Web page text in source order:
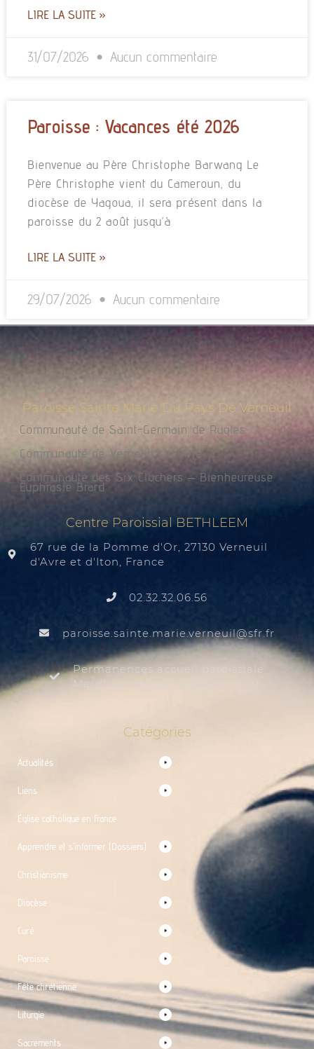
LIRE LA SUITE »
31/07/2026 Aucun commentaire
Paroisse : Vacances été 2026
Bienvenue au Père Christophe Barwang Le
Père Christophe vient du Cameroun, du
diocèse de Yagoua, il sera présent dans la
paroisse du 2 août jusqu’à
LIRE LA SUITE »
29/07/2026 Aucun commentaire
Paroisse Sainte Marie Du Pays De Verneuil
Communauté de Saint-Germain de Rugles
Communauté de Verneuil sur Avre
Communauté des Six Clochers – Bienheureuse
Euphrasie Brard
Centre Paroissial BETHLEEM
67 rue de la Pomme d'Or, 27130 Verneuil
d'Avre et d'Iton, France
02.32.32.06.56
rf.rfs
@liuenrev.eiram.etnias.essiorap
Permanences accueil paroissiale
Mardi au samedi de 9:30 à 12:00
Catégories
Actualités
Liens
Église catholique en France
Apprendre et s’informer (Dossiers)
Christianisme
Diocèse
Curé
Paroisse
Fête chrétienne
Liturgie
Sacrements